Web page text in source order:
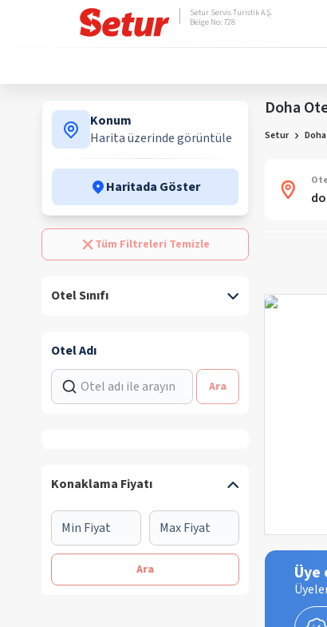
Setur Servis Turistik A.Ş.
Belge No: 728
Konum
Harita üzerinde görüntüle
Haritada Göster
Tüm Filtreleri Temizle
Otel Sınıfı
Otel Adı
Ara
Konaklama Fiyatı
Ara
Doha
Setur
Üye